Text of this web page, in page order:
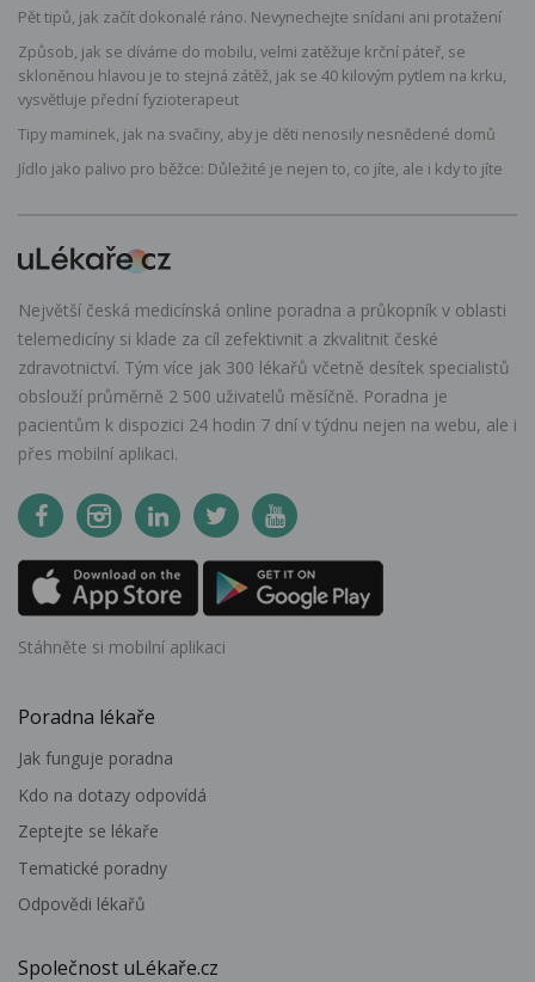
Pět tipů, jak začít dokonalé ráno. Nevynechejte snídani ani protažení
Způsob, jak se díváme do mobilu, velmi zatěžuje krční páteř, se
skloněnou hlavou je to stejná zátěž, jak se 40 kilovým pytlem na krku,
vysvětluje přední fyzioterapeut
Tipy maminek, jak na svačiny, aby je děti nenosily nesnědené domů
Jídlo jako palivo pro běžce: Důležité je nejen to, co jíte, ale i kdy to jíte
Největší česká medicínská online poradna a průkopník v oblasti
telemedicíny si klade za cíl zefektivnit a zkvalitnit české
zdravotnictví. Tým více jak 300 lékařů včetně desítek specialistů
obslouží průměrně 2 500 uživatelů měsíčně. Poradna je
pacientům k dispozici 24 hodin 7 dní v týdnu nejen na webu, ale i
přes mobilní aplikaci.
Stáhněte si mobilní aplikaci
Poradna lékaře
Jak funguje poradna
Kdo na dotazy odpovídá
Zeptejte se lékaře
Tematické poradny
Odpovědi lékařů
Společnost uLékaře.cz